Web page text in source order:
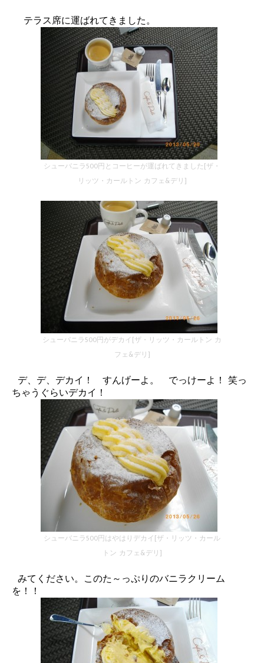
テラス席に運ばれてきました。
シューバニラ500円とコーヒーが運ばれてきました[ザ・
リッツ・カールトン カフェ&デリ]
シューバニラ500円がデカイ[ザ・リッツ・カールトン カ
フェ&デリ]
デ、デ、デカイ！ すんげーよ。 でっけーよ！ 笑っ
ちゃうぐらいデカイ！
シューバニラ500円はやはりデカイ[ザ・リッツ・カール
トン カフェ&デリ]
みてください。このた～っぷりのバニラクリーム
を！！